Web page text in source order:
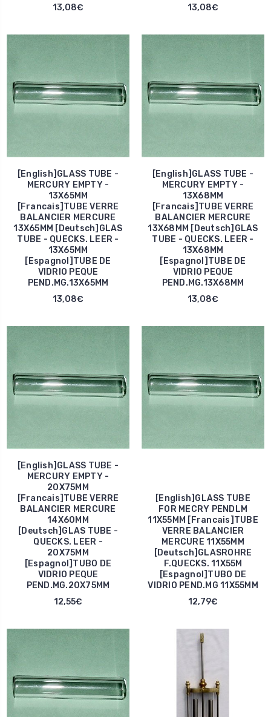
13,08€ 13,08€
[English]GLASS TUBE -
MERCURY EMPTY -
13X65MM
[Francais]TUBE VERRE
BALANCIER MERCURE
13X65MM [Deutsch]GLAS
TUBE - QUECKS. LEER -
13X65MM
[Espagnol]TUBE DE
VIDRIO PEQUE
PEND.MG.13X65MM
13,08€
[English]GLASS TUBE -
MERCURY EMPTY -
13X68MM
[Francais]TUBE VERRE
BALANCIER MERCURE
13X68MM [Deutsch]GLAS
TUBE - QUECKS. LEER -
13X68MM
[Espagnol]TUBE DE
VIDRIO PEQUE
PEND.MG.13X68MM
13,08€
[English]GLASS TUBE -
MERCURY EMPTY -
20X75MM
[Francais]TUBE VERRE
BALANCIER MERCURE
14X60MM
[Deutsch]GLAS TUBE -
QUECKS. LEER -
20X75MM
[Espagnol]TUBO DE
VIDRIO PEQUE
PEND.MG.20X75MM
12,55€
[English]GLASS TUBE
FOR MECRY PENDLM
11X55MM [Francais]TUBE
VERRE BALANCIER
MERCURE 11X55MM
[Deutsch]GLASROHRE
F.QUECKS. 11X55M
[Espagnol]TUBO DE
VIDRIO PEND.MG 11X55MM
12,79€